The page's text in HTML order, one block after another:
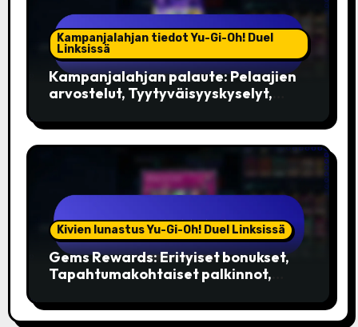
Kampanjalahjan tiedot Yu-Gi-Oh! Duel
Linksissä
Kampanjalahjan palaute: Pelaajien
arvostelut, Tyytyväisyyskyselyt,
Kivien lunastus Yu-Gi-Oh! Duel Linksissä
Gems Rewards: Erityiset bonukset,
Tapahtumakohtaiset palkinnot,